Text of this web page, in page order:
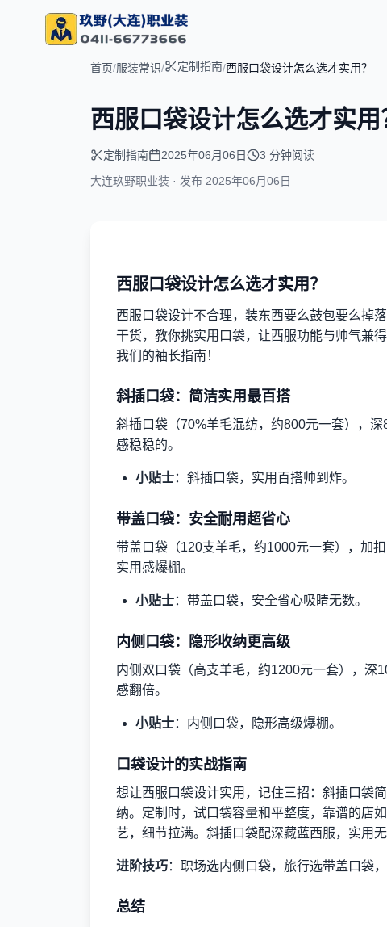
首页/服装常识/ 定制指南/西服口袋设计怎么选才实用？
西服口袋设计怎么选才实用
定制指南 2025年06月06日
3 分钟阅读
大连玖野职业装 · 发布 2025年06月06日
西服口袋设计怎么选才实用？
西服口袋设计不合理，装东西要么鼓包要么掉
干货，教你挑实用口袋，让西服功能与帅气兼
我们的袖长指南！
斜插口袋：简洁实用最百搭
斜插口袋（70%羊毛混纺，约800元一套），
感稳稳的。
小贴士：斜插口袋，实用百搭帅到炸。
带盖口袋：安全耐用超省心
带盖口袋（120支羊毛，约1000元一套），加
实用感爆棚。
小贴士：带盖口袋，安全省心吸睛无数。
内侧口袋：隐形收纳更高级
内侧双口袋（高支羊毛，约1200元一套），深
感翻倍。
小贴士：内侧口袋，隐形高级爆棚。
口袋设计的实战指南
想让西服口袋设计实用，记住三招：斜插口袋
纳。定制时，试口袋容量和平整度，靠谱的店
艺，细节拉满。斜插口袋配深藏蓝西服，实用无
进阶技巧：职场选内侧口袋，旅行选带盖口袋，
总结